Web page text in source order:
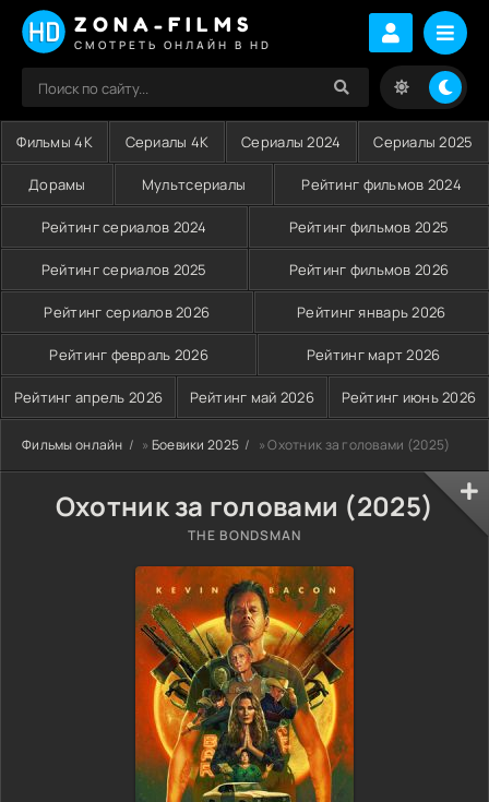
ZONA-FILMS
СМОТРЕТЬ ОНЛАЙН В HD
Фильмы 4K Сериалы 4K Сериалы 2024 Сериалы 2025
Дорамы Мультсериалы Рейтинг фильмов 2024
Рейтинг сериалов 2024 Рейтинг фильмов 2025
Рейтинг сериалов 2025 Рейтинг фильмов 2026
Рейтинг сериалов 2026 Рейтинг январь 2026
Рейтинг февраль 2026 Рейтинг март 2026
Рейтинг апрель 2026 Рейтинг май 2026 Рейтинг июнь 2026
Фильмы онлайн » Боевики 2025 » Охотник за головами (2025)
Охотник за головами (2025)
THE BONDSMAN